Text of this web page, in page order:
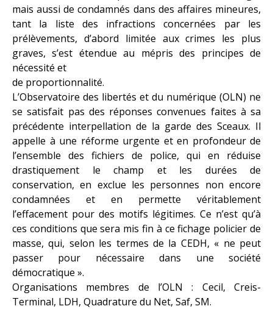
mais aussi de condamnés dans des affaires mineures,
tant la liste des infractions concernées par les
prélèvements, d’abord limitée aux crimes les plus
graves, s’est étendue au mépris des principes de
nécessité et
de proportionnalité.
L’Observatoire des libertés et du numérique (OLN) ne
se satisfait pas des réponses convenues faites à sa
précédente interpellation de la garde des Sceaux. Il
appelle à une réforme urgente et en profondeur de
l’ensemble des fichiers de police, qui en réduise
drastiquement le champ et les durées de
conservation, en exclue les personnes non encore
condamnées et en permette véritablement
l’effacement pour des motifs légitimes. Ce n’est qu’à
ces conditions que sera mis fin à ce fichage policier de
masse, qui, selon les termes de la CEDH, « ne peut
passer pour nécessaire dans une société
démocratique ».
Organisations membres de l’OLN : Cecil, Creis-
Terminal, LDH, Quadrature du Net, Saf, SM.